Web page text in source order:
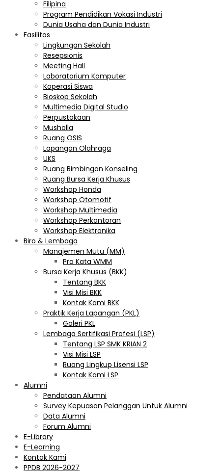
Filipina
Program Pendidikan Vokasi Industri
Dunia Usaha dan Dunia Industri
Fasilitas
Lingkungan Sekolah
Resepsionis
Meeting Hall
Laboratorium Komputer
Koperasi Siswa
Bioskop Sekolah
Multimedia Digital Studio
Perpustakaan
Musholla
Ruang OSIS
Lapangan Olahraga
UKS
Ruang Bimbingan Konseling
Ruang Bursa Kerja Khusus
Workshop Honda
Workshop Otomotif
Workshop Multimedia
Workshop Perkantoran
Workshop Elektronika
Biro & Lembaga
Manajemen Mutu (MM)
Pra Kata WMM
Bursa Kerja Khusus (BKK)
Tentang BKK
Visi Misi BKK
Kontak Kami BKK
Praktik Kerja Lapangan (PKL)
Galeri PKL
Lembaga Sertifikasi Profesi (LSP)
Tentang LSP SMK KRIAN 2
Visi Misi LSP
Ruang Lingkup Lisensi LSP
Kontak Kami LSP
Alumni
Pendataan Alumni
Survey Kepuasan Pelanggan Untuk Alumni
Data Alumni
Forum Alumni
E-Library
E-Learning
Kontak Kami
PPDB 2026-2027